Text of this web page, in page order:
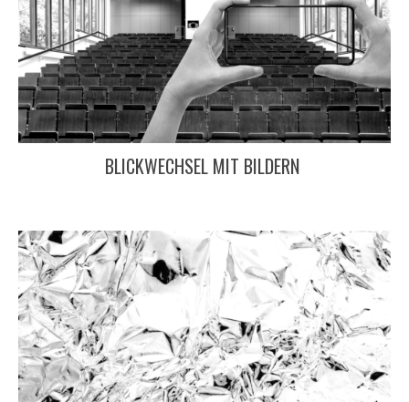
BLICKWECHSEL MIT BILDERN